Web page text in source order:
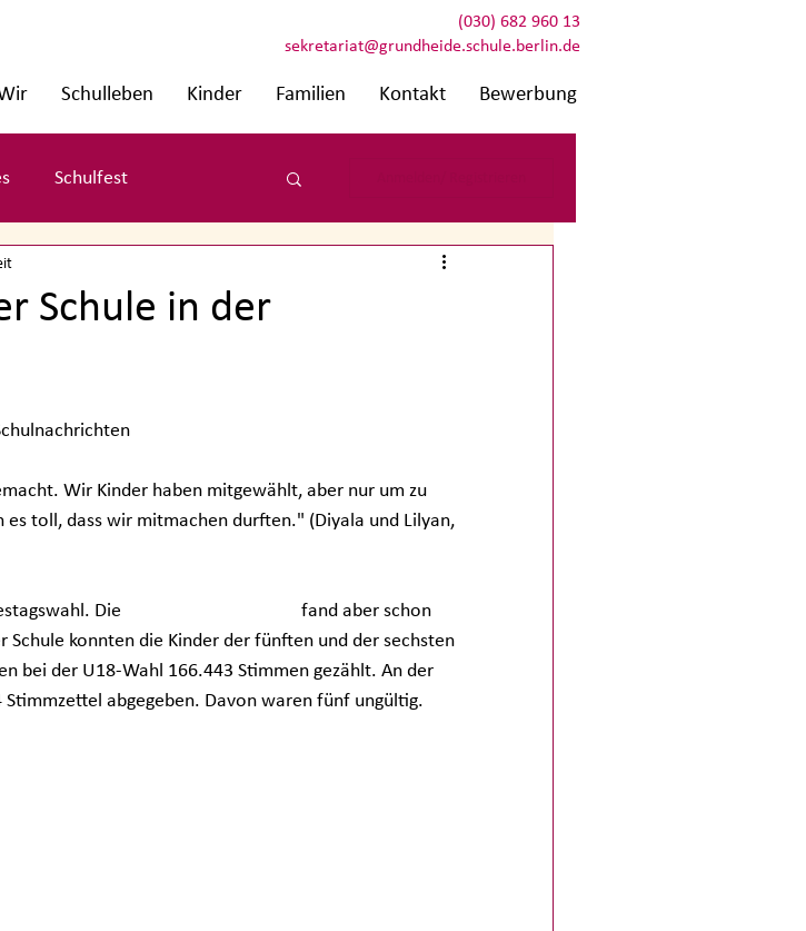
(030) 682 960 13
sekretariat@grundheide.schule.berlin.de
Schulleben Kinder Familien Kontakt Bewerbung
Schulfest
Schule in der
Wir Kinder haben mitgewählt, aber nur um zu
toll, dass wir mitmachen durften." (Diyala und Lilyan,
Die
fand aber schon
Schule konnten die Kinder der fünften und der sechsten
bei der U18-Wahl 166.443 Stimmen gezählt. An der
abgegeben. Davon waren fünf ungültig.